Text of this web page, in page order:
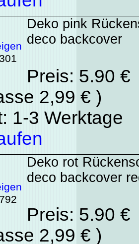
Deko pink
deco backcover
Preis: 5.90
2,99 € )
1-3 Werktage
Deko rot
deco backcover
Preis: 5.90
2,99 € )